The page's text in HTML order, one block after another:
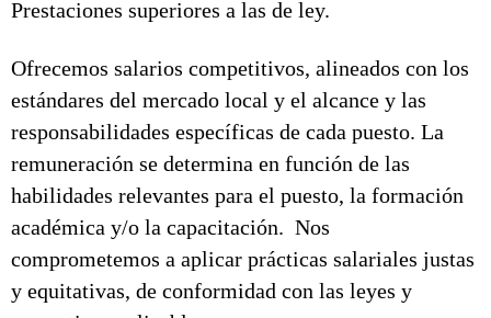
Prestaciones superiores a las de ley.
Ofrecemos salarios competitivos, alineados con los
estándares del mercado local y el alcance y las
responsabilidades específicas de cada puesto. La
remuneración se determina en función de las
habilidades relevantes para el puesto, la formación
académica y/o la capacitación. Nos
comprometemos a aplicar prácticas salariales justas
y equitativas, de conformidad con las leyes y